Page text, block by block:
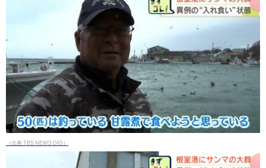
（出典 TBS NEWS DIG）